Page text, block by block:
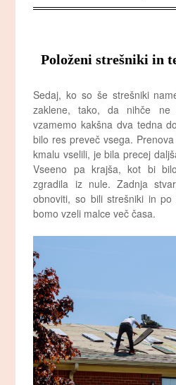
Položeni strešniki in
Sedaj, ko so še strešniki
zaklene, tako, da nihče
vzamemo kakšna dva tedna
bilo res preveč vsega.
kmalu vselili, je bila precej
Vseeno pa krajša, kot bi
zgradila iz nule. Zadnja
obnoviti, so bili strešniki in
bomo vzeli malce več časa.